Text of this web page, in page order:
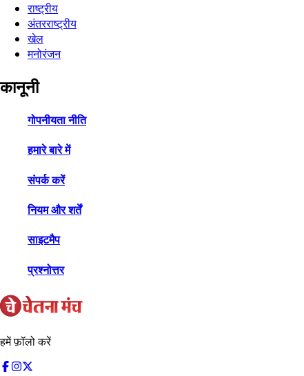
राष्ट्रीय
अंतरराष्ट्रीय
खेल
मनोरंजन
कानूनी
गोपनीयता नीति
हमारे बारे में
संपर्क करें
नियम और शर्तें
साइटमैप
प्रश्नोत्तर
हमें फ़ॉलो करें